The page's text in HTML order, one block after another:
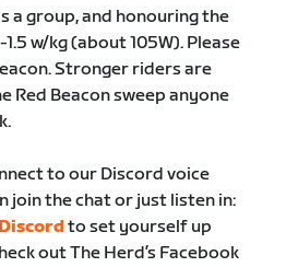
a group, and honouring the
w/kg (about 105W). Please
Stronger riders are
Red Beacon sweep anyone
to our Discord voice
join the chat or just listen in:
to set yourself up
out The Herd’s Facebook